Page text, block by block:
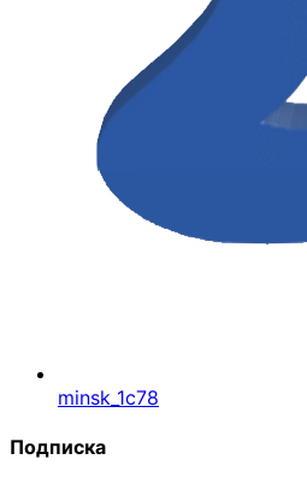
minsk_1c78
Подписка